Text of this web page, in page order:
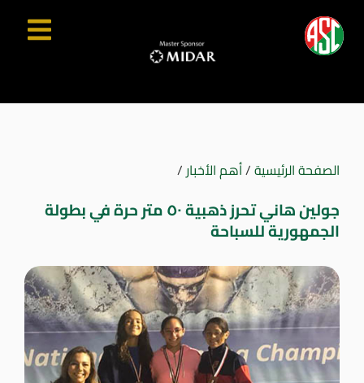
الصفحة الرئيسية/أهم الأخبار/
جولين هاني تحرز ذهبية ٥٠ متر حرة في بطولة
الجمهورية للسباحة